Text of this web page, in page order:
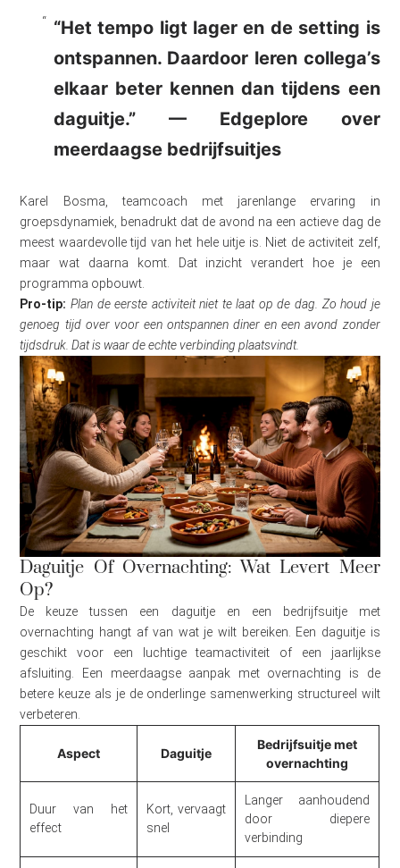
“Het tempo ligt lager en de setting is
ontspannen. Daardoor leren collega’s
elkaar beter kennen dan tijdens een
daguitje.” — Edgeplore over
meerdaagse bedrijfsuitjes
Karel Bosma, teamcoach met jarenlange ervaring in
groepsdynamiek, benadrukt dat de avond na een actieve dag de
meest waardevolle tijd van het hele uitje is. Niet de activiteit zelf,
maar wat daarna komt. Dat inzicht verandert hoe je een
programma opbouwt.
Pro-tip: Plan de eerste activiteit niet te laat op de dag. Zo houd je
genoeg tijd over voor een ontspannen diner en een avond zonder
tijdsdruk. Dat is waar de echte verbinding plaatsvindt.
Daguitje Of Overnachting: Wat Levert Meer
Op?
De keuze tussen een daguitje en een bedrijfsuitje met
overnachting hangt af van wat je wilt bereiken. Een daguitje is
geschikt voor een luchtige teamactiviteit of een jaarlijkse
afsluiting. Een meerdaagse aanpak met overnachting is de
betere keuze als je de onderlinge samenwerking structureel wilt
verbeteren.
Aspect Daguitje
Bedrijfsuitje met
overnachting
Duur van het
effect
Kort, vervaagt
snel
Langer aanhoudend
door diepere
verbinding